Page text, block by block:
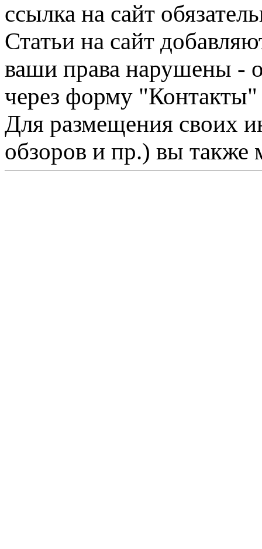
ссылка на сайт
Статьи на сайт
ваши права нарушены -
через форму "Контакты"
Для размещения своих
обзоров и пр.) вы также